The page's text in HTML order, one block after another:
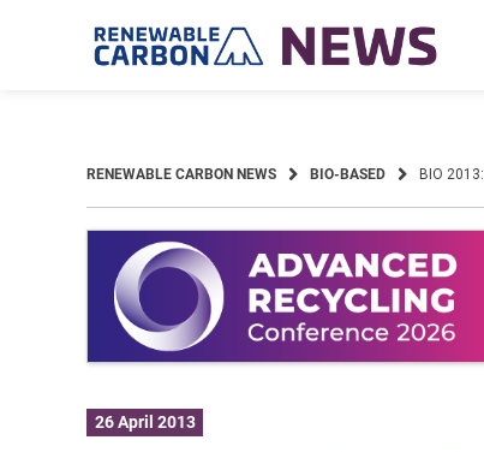
RENEWABLE CARBON NEWS BIO-BASED BIO 2013:
26 April 2013